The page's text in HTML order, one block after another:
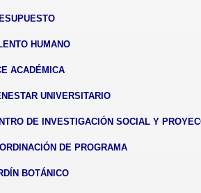
HUMANO
ACADÉMICA
UNIVERSITARIO
DE INVESTIGACIÓN SOCIAL Y
DE PROGRAMA
BOTÁNICO